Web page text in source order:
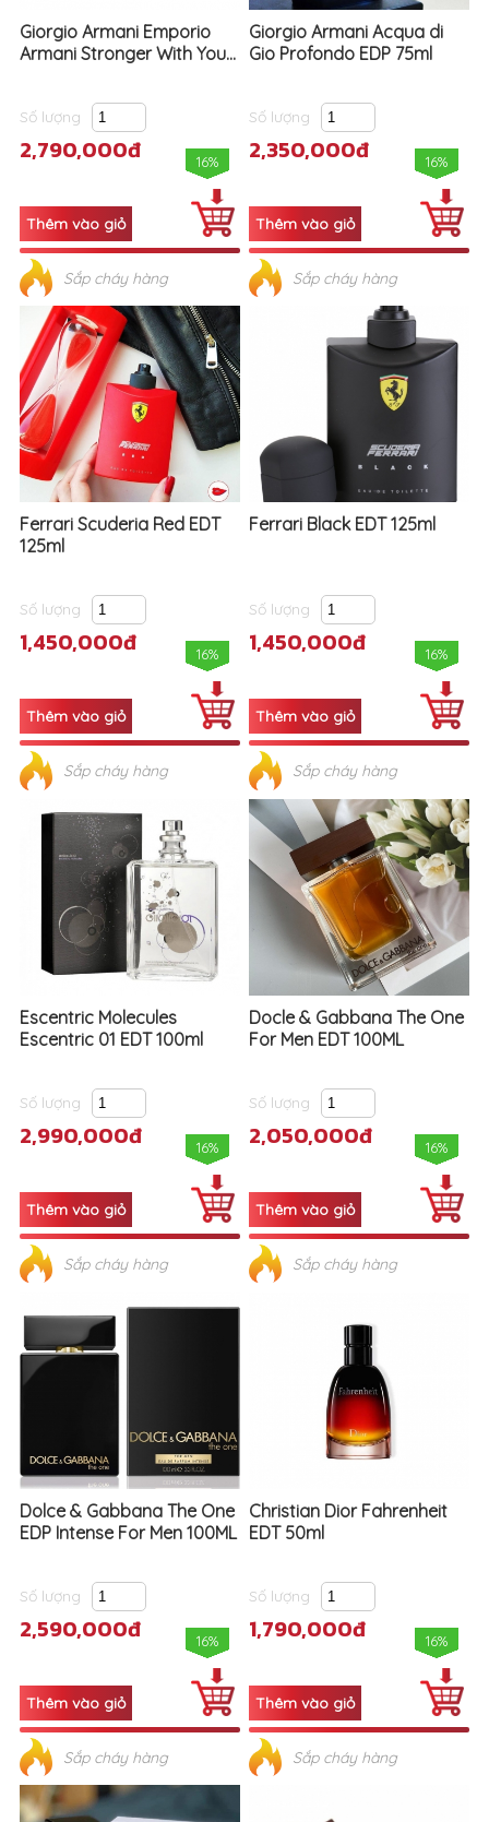
Giorgio Armani Emporio
Armani Stronger With You...
Số lượng
2,790,000đ 16%
Sắp cháy hàng
Giorgio Armani Acqua di
Gio Profondo EDP 75ml
Số lượng
2,350,000đ 16%
Sắp cháy hàng
Ferrari Scuderia Red EDT
125ml
Số lượng
1,450,000đ 16%
Sắp cháy hàng
Ferrari Black EDT 125ml
Số lượng
1,450,000đ 16%
Sắp cháy hàng
Escentric Molecules
Escentric 01 EDT 100ml
Số lượng
2,990,000đ 16%
Sắp cháy hàng
Docle & Gabbana The One
For Men EDT 100ML
Số lượng
2,050,000đ 16%
Sắp cháy hàng
Dolce & Gabbana The One
EDP Intense For Men 100ML
Số lượng
2,590,000đ 16%
Sắp cháy hàng
Christian Dior Fahrenheit
EDT 50ml
Số lượng
1,790,000đ 16%
Sắp cháy hàng